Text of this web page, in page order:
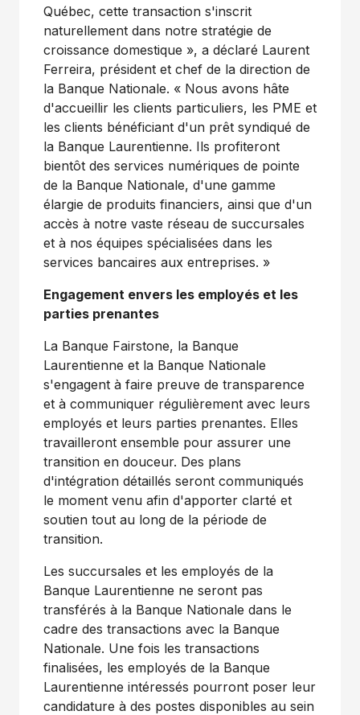
Québec, cette transaction s'inscrit
naturellement dans notre stratégie de
croissance domestique », a déclaré Laurent
Ferreira, président et chef de la direction de
la Banque Nationale. « Nous avons hâte
d'accueillir les clients particuliers, les PME et
les clients bénéficiant d'un prêt syndiqué de
la Banque Laurentienne. Ils profiteront
bientôt des services numériques de pointe
de la Banque Nationale, d'une gamme
élargie de produits financiers, ainsi que d'un
accès à notre vaste réseau de succursales
et à nos équipes spécialisées dans les
services bancaires aux entreprises. »
Engagement envers les employés et les
parties prenantes
La Banque Fairstone, la Banque
Laurentienne et la Banque Nationale
s'engagent à faire preuve de transparence
et à communiquer régulièrement avec leurs
employés et leurs parties prenantes. Elles
travailleront ensemble pour assurer une
transition en douceur. Des plans
d'intégration détaillés seront communiqués
le moment venu afin d'apporter clarté et
soutien tout au long de la période de
transition.
Les succursales et les employés de la
Banque Laurentienne ne seront pas
transférés à la Banque Nationale dans le
cadre des transactions avec la Banque
Nationale. Une fois les transactions
finalisées, les employés de la Banque
Laurentienne intéressés pourront poser leur
candidature à des postes disponibles au sein